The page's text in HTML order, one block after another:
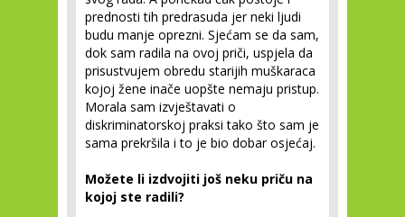
prednosti tih predrasuda jer neki ljudi
budu manje oprezni. Sjećam se da sam,
dok sam radila na ovoj priči, uspjela da
prisustvujem obredu starijih muškaraca
kojoj žene inače uopšte nemaju pristup.
Morala sam izvještavati o
diskriminatorskoj praksi tako što sam je
sama prekršila i to je bio dobar osjećaj.
Možete li izdvojiti još neku priču na
kojoj ste radili?